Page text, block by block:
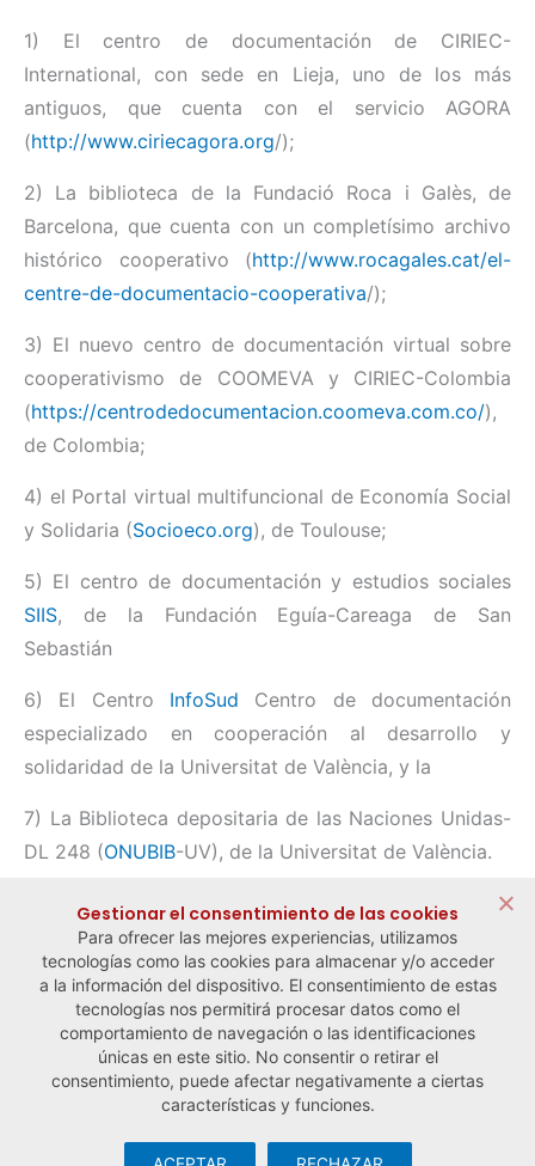
1) El centro de documentación de CIRIEC-
International, con sede en Lieja, uno de los más
antiguos, que cuenta con el servicio AGORA
(http://www.ciriecagora.org/);
2) La biblioteca de la Fundació Roca i Galès, de
Barcelona, que cuenta con un completísimo archivo
histórico cooperativo (http://www.rocagales.cat/el-
centre-de-documentacio-cooperativa/);
3) El nuevo centro de documentación virtual sobre
cooperativismo de COOMEVA y CIRIEC-Colombia
(https://centrodedocumentacion.coomeva.com.co/),
de Colombia;
4) el Portal virtual multifuncional de Economía Social
y Solidaria (Socioeco.org), de Toulouse;
5) El centro de documentación y estudios sociales
SIIS, de la Fundación Eguía-Careaga de San
Sebastián
6) El Centro InfoSud Centro de documentación
especializado en cooperación al desarrollo y
solidaridad de la Universitat de València, y la
7) La Biblioteca depositaria de las Naciones Unidas-
DL 248 (ONUBIB-UV), de la Universitat de València.
← Noticia anterior Noticia siguiente →
Gestionar el consentimiento de las cookies
Para ofrecer las mejores experiencias, utilizamos
tecnologías como las cookies para almacenar y/o acceder
a la información del dispositivo. El consentimiento de estas
tecnologías nos permitirá procesar datos como el
comportamiento de navegación o las identificaciones
únicas en este sitio. No consentir o retirar el
consentimiento, puede afectar negativamente a ciertas
características y funciones.